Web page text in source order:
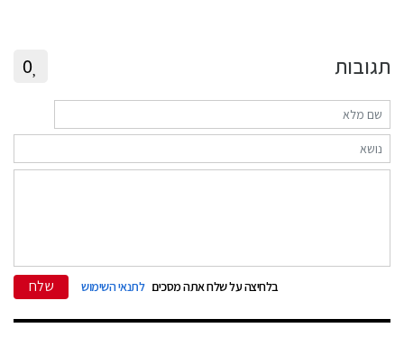
תגובות 0
בלחיצה על שלח אתה מסכים לתנאי השימוש שלח